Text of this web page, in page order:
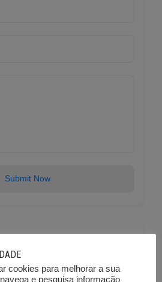
Submit Now
cookies para melhorar a sua
e pesquisa informação